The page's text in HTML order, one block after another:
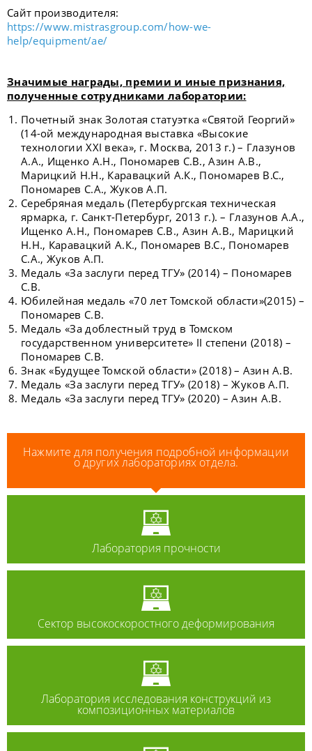
Сайт производителя:
https://www.mistrasgroup.com/how-we-
help/equipment/ae/
Значимые награды, премии и иные признания,
полученные сотрудниками лаборатории:
Почетный знак Золотая статуэтка «Святой Георгий»
(14-ой международная выставка «Высокие
технологии XXI века», г. Москва, 2013 г.) – Глазунов
А.А., Ищенко А.Н., Пономарев С.В., Азин А.В.,
Марицкий Н.Н., Каравацкий А.К., Пономарев В.С.,
Пономарев С.А., Жуков А.П.
Серебряная медаль (Петербургская техническая
ярмарка, г. Санкт-Петербург, 2013 г.). – Глазунов А.А.,
Ищенко А.Н., Пономарев С.В., Азин А.В., Марицкий
Н.Н., Каравацкий А.К., Пономарев В.С., Пономарев
С.А., Жуков А.П.
Медаль «За заслуги перед ТГУ» (2014) – Пономарев
С.В.
Юбилейная медаль «70 лет Томской области»(2015) –
Пономарев С.В.
Медаль «За доблестный труд в Томском
государственном университете» II степени (2018) –
Пономарев С.В.
Знак «Будущее Томской области» (2018) – Азин А.В.
Медаль «За заслуги перед ТГУ» (2018) – Жуков А.П.
Медаль «За заслуги перед ТГУ» (2020) – Азин А.В.
Нажмите для получения подробной информации
о других лабораториях отдела.
Лаборатория прочности
Сектор высокоскоростного деформирования
Лаборатория исследования конструкций из
композиционных материалов